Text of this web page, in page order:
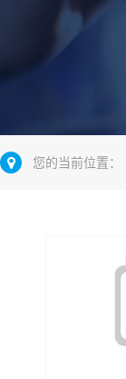
您的当前位置：